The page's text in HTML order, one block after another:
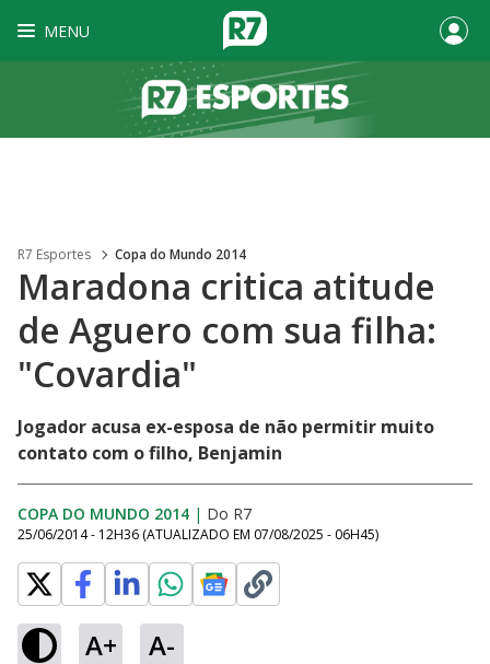
MENU
R7 Esportes Copa do Mundo 2014
Maradona critica atitude
de Aguero com sua filha:
"Covardia"
Jogador acusa ex-esposa de não permitir muito
contato com o filho, Benjamin
COPA DO MUNDO 2014 | Do R7
25/06/2014 - 12H36 (ATUALIZADO EM 07/08/2025 - 06H45)
A+ A-